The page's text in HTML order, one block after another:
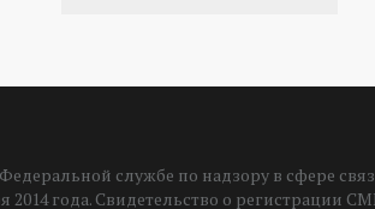
службе по надзору в сфере
года. Свидетельство о регистрации